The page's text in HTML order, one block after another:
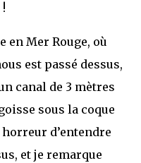
en Mer Rouge, où
est passé dessus,
canal de 3 mètres
sous la coque
horreur d’entendre
et je remarque